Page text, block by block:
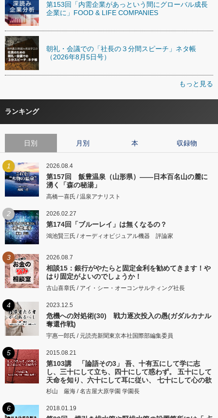
第153回「内需企業があっという間にグローバル成長
企業に」FOOD & LIFE COMPANIES
朝礼・会議での「社長の３分間スピーチ」ネタ帳
（2026年8月5日号）
もっと見る
ランキング
日別 月別 本 収録物
1 2026.08.4
第157回 飯豊温泉（山形県）――日本百名山の麓に
湧く「森の秘湯」
高橋一喜氏 / 温泉アナリスト
2 2026.02.27
第174回「ブルーレイ」は無くなるの？
鴻池賢三氏 / オーディオビジュアル機器 評論家
3 2026.08.7
相談15：銀行がやたらと固定金利を勧めてきます！や
はり固定がよいのでしょうか！
古山喜章氏 / アイ・シー・オーコンサルティング社長
4 2023.12.5
危機への対処術(30) 戦力逐次投入の愚(ガダルカナル
奪還作戦)
宇惠一郎氏 / 元読売新聞東京本社国際部編集委員
5 2015.08.21
第103講 「論語その3」 吾、十有五にして学に志
し、三十にして立ち、四十にして惑わず。 五十にして
天命を知り、六十にして耳に従い、 七十にして心の欲
するところに従いて矩をこえず。
杉山 厳海 / 名古屋大原学園 学園長
6 2018.01.19